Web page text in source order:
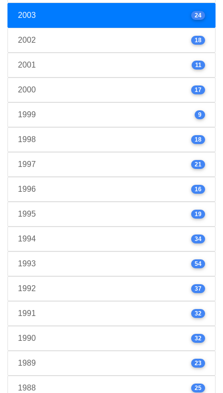
2003 24
2002 18
2001 11
2000 17
1999 9
1998 18
1997 21
1996 16
1995 19
1994 34
1993 54
1992 37
1991 32
1990 32
1989 23
1988 25